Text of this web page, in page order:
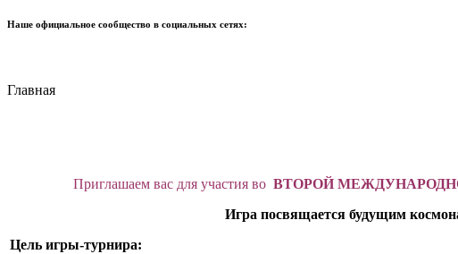
Наше официальное сообщество в социальных сетях:
Главная
Приглашаем вас для участия во ВТОРОЙ МЕЖДУНАРОДНОЙ
Игра посвящается будущим
Цель игры-турнира: